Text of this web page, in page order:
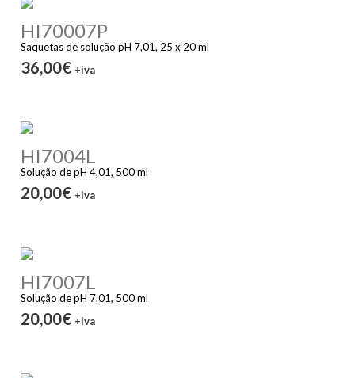
HI70007P
Saquetas de solução pH 7,01, 25 x 20 ml
36,00€ +iva
HI7004L
Solução de pH 4,01, 500 ml
20,00€ +iva
HI7007L
Solução de pH 7,01, 500 ml
20,00€ +iva